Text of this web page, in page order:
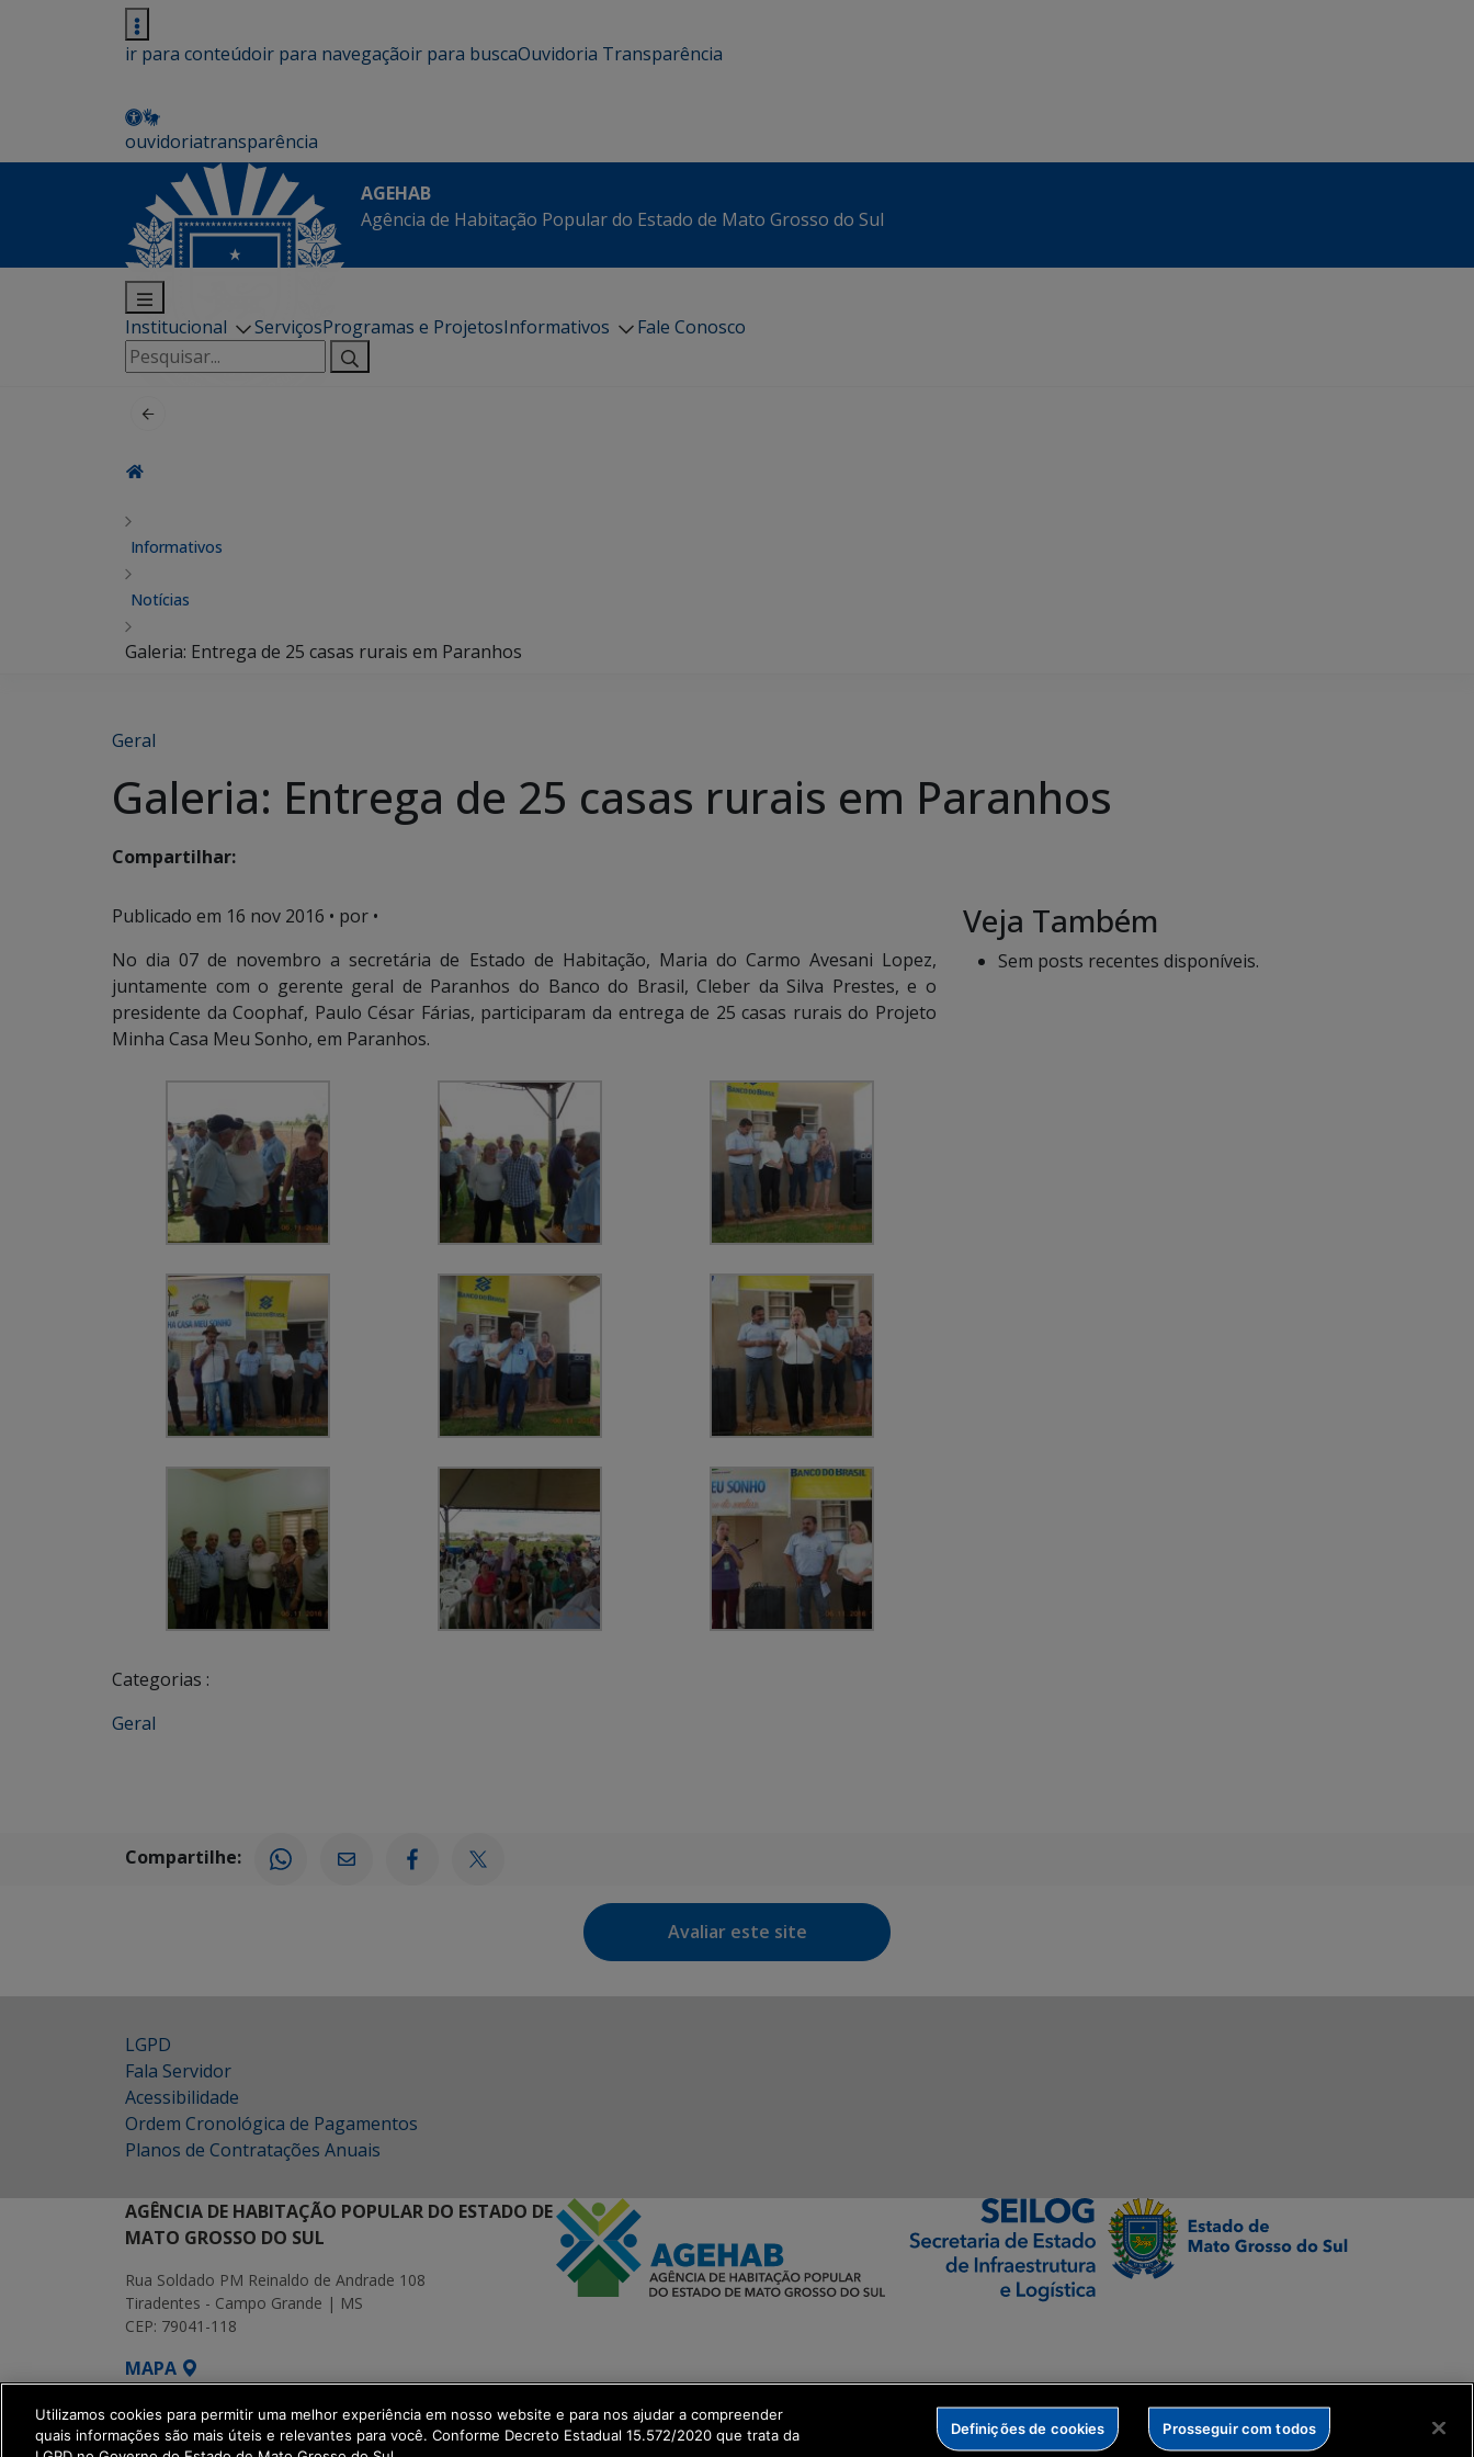
ir para conteúdoir para navegaçãoir para buscaOuvidoria Transparência
ouvidoriatransparência
AGEHAB
Agência de Habitação Popular do Estado de Mato Grosso do Sul
Institucional ServiçosProgramas e ProjetosInformativos
Fale Conosco
Pesquisar
por:
Informativos
Notícias
Galeria: Entrega de 25 casas rurais em Paranhos
Geral
Galeria: Entrega de 25 casas rurais em Paranhos
Compartilhar:
Publicado em 16 nov 2016 • por •
No dia 07 de novembro a secretária de Estado de Habitação, Maria do Carmo Avesani Lopez,
juntamente com o gerente geral de Paranhos do Banco do Brasil, Cleber da Silva Prestes, e o
presidente da Coophaf, Paulo César Fárias, participaram da entrega de 25 casas rurais do Projeto
Minha Casa Meu Sonho, em Paranhos.
Categorias :
Geral
Veja Também
Sem posts recentes disponíveis.
Compartilhe:
Avaliar este site
LGPD
Fala Servidor
Acessibilidade
Ordem Cronológica de Pagamentos
Planos de Contratações Anuais
AGÊNCIA DE HABITAÇÃO POPULAR DO ESTADO DE
MATO GROSSO DO SUL
Rua Soldado PM Reinaldo de Andrade 108
Tiradentes - Campo Grande | MS
CEP: 79041-118
MAPA
SETDIG | Secretaria-Executiva de Transformação Digital
Utilizamos cookies para permitir uma melhor experiência em nosso website e para nos ajudar a compreender
quais informações são mais úteis e relevantes para você. Conforme Decreto Estadual 15.572/2020 que trata da
Definições de cookies Prosseguir com todos